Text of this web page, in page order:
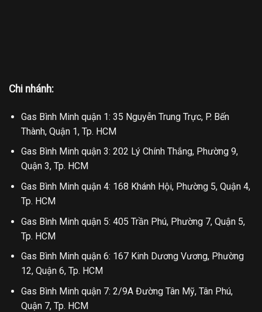
Chi nhánh:
Gas Bình Minh quận 1: 35 Nguyễn Trung Trực, P. Bến
Thành, Quận 1, Tp. HCM
Gas Bình Minh quận 3: 202 Lý Chính Thắng, Phường 9,
Quận 3, Tp. HCM
Gas Bình Minh quận 4: 168 Khánh Hội, Phường 5, Quận 4,
Tp. HCM
Gas Bình Minh quận 5: 405 Trần Phú, Phường 7, Quận 5,
Tp. HCM
Gas Bình Minh quận 6: 167 Kinh Dương Vương, Phường
12, Quận 6, Tp. HCM
Gas Bình Minh quận 7: 2/9A Đường Tân Mỹ, Tân Phú,
Quận 7, Tp. HCM